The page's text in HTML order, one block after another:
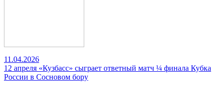
11.04.2026
12 апреля «Кузбасс» сыграет ответный матч ¼ финала Кубка
России в Сосновом бору